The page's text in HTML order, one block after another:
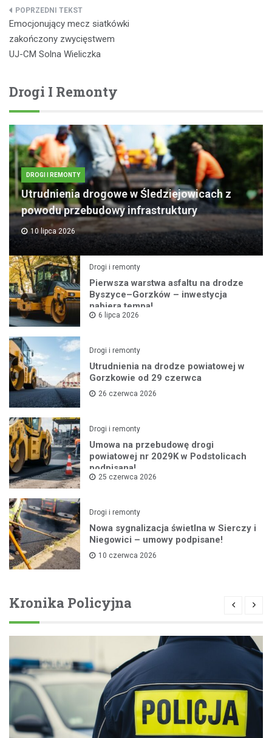
Nawigacja
wpisu
Emocjonujący mecz siatkówki
zakończony zwycięstwem
UJ-CM Solna Wieliczka
Drogi I Remonty
DROGI I REMONTY
Utrudnienia drogowe w Śledziejowicach z
powodu przebudowy infrastruktury
10 lipca 2026
Drogi i remonty
Pierwsza warstwa asfaltu na drodze
Byszyce–Gorzków – inwestycja
nabiera tempa!
6 lipca 2026
Drogi i remonty
Utrudnienia na drodze powiatowej w
Gorzkowie od 29 czerwca
26 czerwca 2026
Drogi i remonty
Umowa na przebudowę drogi
powiatowej nr 2029K w Podstolicach
podpisana!
25 czerwca 2026
Drogi i remonty
Nowa sygnalizacja świetlna w Sierczy i
Niegowici – umowy podpisane!
10 czerwca 2026
Kronika Policyjna